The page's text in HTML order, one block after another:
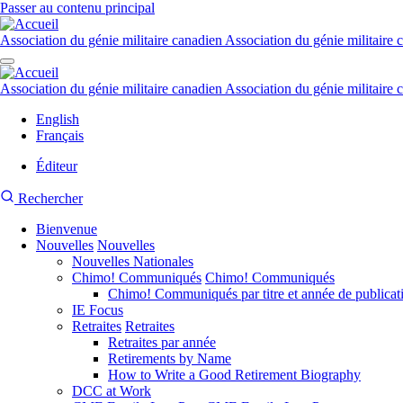
Passer au contenu principal
Association du génie militaire canadien Association du génie militaire
Association du génie militaire canadien Association du génie militaire
English
Français
du
l'utilisateur
Éditeur
RechercherRecherche
site
CMEA
Navigation
Bienvenue
Nouvelles Nouvelles
Nouvelles Nationales
Chimo! Communiqués Chimo! Communiqués
Chimo! Communiqués par titre et année de
IE Focus
Retraites Retraites
Retraites par année
Retirements by Name
How to Write a Good Retirement Biography
DCC at Work